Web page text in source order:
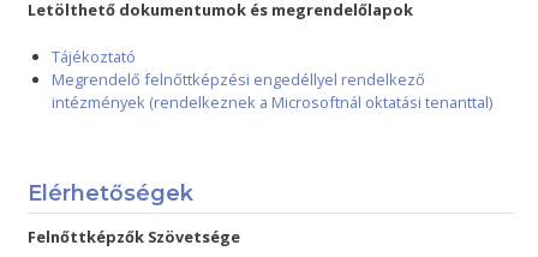
Letölthető dokumentumok és megrendelőlapok
Tájékoztató
Megrendelő felnőttképzési engedéllyel rendelkező
intézmények (rendelkeznek a Microsoftnál oktatási tenanttal)
Elérhetőségek
Felnőttképzők Szövetsége